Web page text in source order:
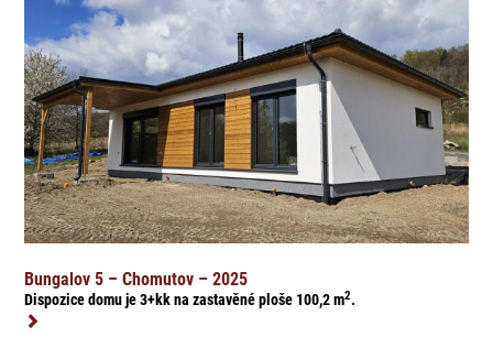
Bungalov 5 – Chomutov – 2025
Dispozice domu je 3+kk na zastavěné ploše 100,2m2.